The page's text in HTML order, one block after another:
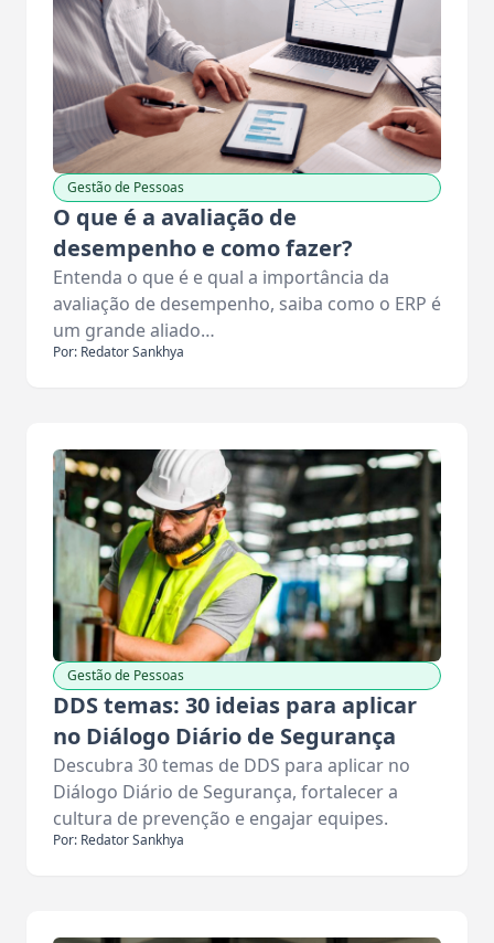
Gestão de Pessoas
O que é a avaliação de
desempenho e como fazer?
Entenda o que é e qual a importância da
avaliação de desempenho, saiba como o ERP é
um grande aliado…
Por: Redator Sankhya
Gestão de Pessoas
DDS temas: 30 ideias para aplicar
no Diálogo Diário de Segurança
Descubra 30 temas de DDS para aplicar no
Diálogo Diário de Segurança, fortalecer a
cultura de prevenção e engajar equipes.
Por: Redator Sankhya